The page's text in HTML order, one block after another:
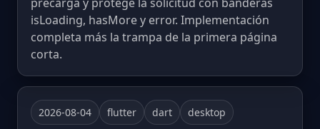
isLoading, hasMore y error. Implementación
completa más la trampa de la primera página
corta.
2026-08-04 flutter dart desktop